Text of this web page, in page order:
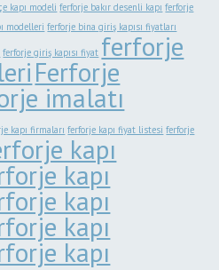
kapı modeli ferforje bakır desenli kapı ferforje
modelleri ferforje bina giriş kapısı fiyatları
ferforje giriş kapısı fiyat ferforje
Ferforje
imalatı
kapı firmaları ferforje kapı fiyat listesi ferforje
kapı
kapı
kapı
kapı
kapı